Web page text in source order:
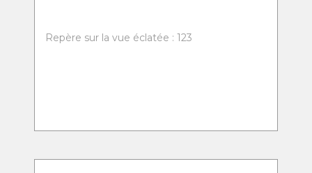
Repère sur la vue éclatée : 123